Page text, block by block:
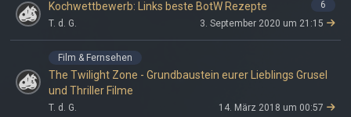
Kochwettbewerb: Links beste BotW Rezepte
6
T. d. G.
3. September 2020 um 21:15
Film & Fernsehen
The Twilight Zone - Grundbaustein eurer Lieblings Grusel
und Thriller Filme
T. d. G. 14. März 2018 um 00:57